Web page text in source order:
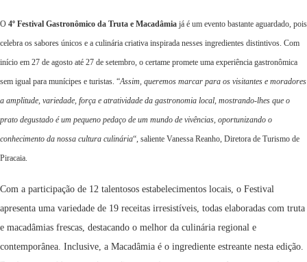
O 4º Festival Gastronômico da Truta e Macadâmia já é um evento bastante aguardado, pois
celebra os sabores únicos e a culinária criativa inspirada nesses ingredientes distintivos. Com
início em 27 de agosto até 27 de setembro, o certame promete uma experiência gastronômica
sem igual para munícipes e turistas. “Assim, queremos marcar para os visitantes e moradores
a amplitude, variedade, força e atratividade da gastronomia local, mostrando-lhes que o
prato degustado é um pequeno pedaço de um mundo de vivências, oportunizando o
conhecimento da nossa cultura culinária“, saliente Vanessa Reanho, Diretora de Turismo de
Piracaia.
Com a participação de 12 talentosos estabelecimentos locais, o Festival
apresenta uma variedade de 19 receitas irresistíveis, todas elaboradas com truta
e macadâmias frescas, destacando o melhor da culinária regional e
contemporânea. Inclusive, a Macadâmia é o ingrediente estreante nesta edição.